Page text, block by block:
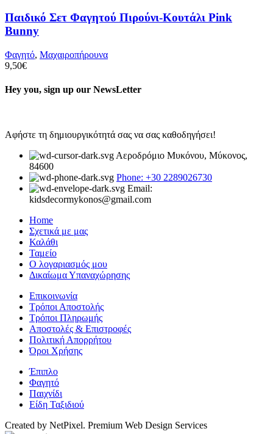
Παιδικό Σετ Φαγητού Πιρούνι-Κουτάλι Pink
Bunny
Φαγητό, Μαχαιροπήρουνα
9,50€
Hey you, sign up our NewsLetter
Αφήστε τη δημιουργικότητά σας να σας καθοδηγήσει!
Αεροδρόμιο Μυκόνου, Μύκονος,
84600
Phone: +30 2289026730
Email:
kidsdecormykonos@gmail.com
Home
Σχετικά με μας
Καλάθι
Ταμείο
Ο λογαριασμός μου
Δικαίωμα Υπαναχώρησης
Επικοινωνία
Τρόποι Αποστολής
Τρόποι Πληρωμής
Αποστολές & Επιστροφές
Πολιτική Απορρήτου
Όροι Χρήσης
Έπιπλο
Φαγητό
Παιχνίδι
Είδη Ταξιδιού
Created by NetPixel. Premium Web Design Services